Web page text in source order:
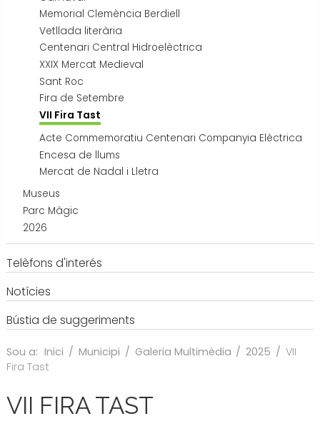
Memorial Clemència Berdiell
Vetllada literària
Centenari Central Hidroelèctrica
XXIX Mercat Medieval
Sant Roc
Fira de Setembre
VII Fira Tast
Acte Commemoratiu Centenari Companyia Elèctrica
Encesa de llums
Mercat de Nadal i Lletra
Museus
Parc Màgic
2026
Telèfons d'interés
Notícies
Bústia de suggeriments
Sou a: Inici / Municipi / Galeria Multimèdia / 2025 / VII
Fira Tast
VII FIRA TAST